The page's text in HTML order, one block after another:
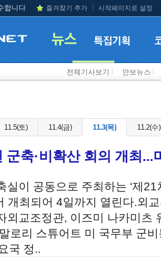
합니다 즐겨찾기 추가 시작페이지로 설정
전체기사보기 안보뉴스
11.5(토) 11.4(금) 11.3(목) 11.2(수)
군축·비확산 회의 개최...
실이 공동으로 주최하는 ‘제
개최되어 4일까지 열린다.외
외교조정관, 이즈미 나카미츠
로리 스튜어트 미 국무부 군
국 정..